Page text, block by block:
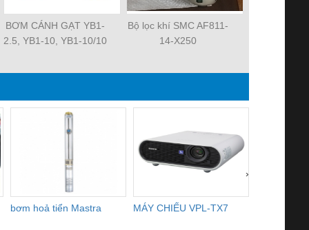
BƠM CÁNH GẠT YB1-
2.5, YB1-10, YB1-10/10
100/16 YB1-40/40,
YB1-40/12 YB1-80/80
Bộ lọc khí SMC AF811-
14-X250
bơm hoả tiển Mastra MÁY CHIẾU VPL-TX7
›